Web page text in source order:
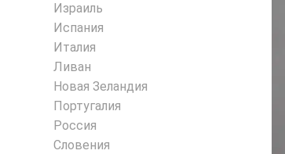
Израиль
Испания
Италия
Ливан
Новая Зеландия
Португалия
Россия
Словения